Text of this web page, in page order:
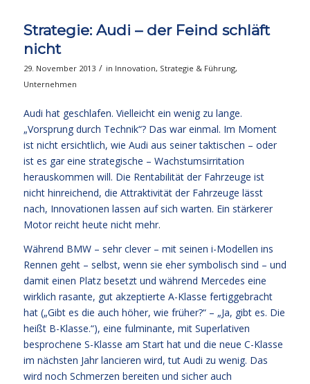
Strategie: Audi – der Feind schläft
nicht
29. November 2013 / in Innovation, Strategie & Führung,
Unternehmen
Audi hat geschlafen. Vielleicht ein wenig zu lange.
„Vorsprung durch Technik“? Das war einmal. Im Moment
ist nicht ersichtlich, wie Audi aus seiner taktischen – oder
ist es gar eine strategische – Wachstumsirritation
herauskommen will. Die Rentabilität der Fahrzeuge ist
nicht hinreichend, die Attraktivität der Fahrzeuge lässt
nach, Innovationen lassen auf sich warten. Ein stärkerer
Motor reicht heute nicht mehr.
Während BMW – sehr clever – mit seinen i-Modellen ins
Rennen geht – selbst, wenn sie eher symbolisch sind – und
damit einen Platz besetzt und während Mercedes eine
wirklich rasante, gut akzeptierte A-Klasse fertiggebracht
hat („Gibt es die auch höher, wie früher?“ – „Ja, gibt es. Die
heißt B-Klasse.“), eine fulminante, mit Superlativen
besprochene S-Klasse am Start hat und die neue C-Klasse
im nächsten Jahr lancieren wird, tut Audi zu wenig. Das
wird noch Schmerzen bereiten und sicher auch